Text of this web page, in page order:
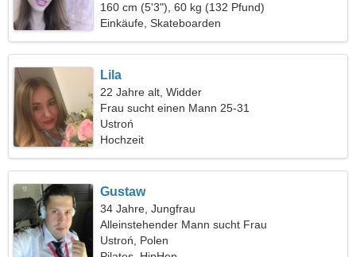
160 cm (5'3"), 60 kg (132 Pfund)
Einkäufe, Skateboarden
Lila
22 Jahre alt, Widder
Frau sucht einen Mann 25-31
Ustroń
Hochzeit
Gustaw
34 Jahre, Jungfrau
Alleinstehender Mann sucht Frau
Ustroń, Polen